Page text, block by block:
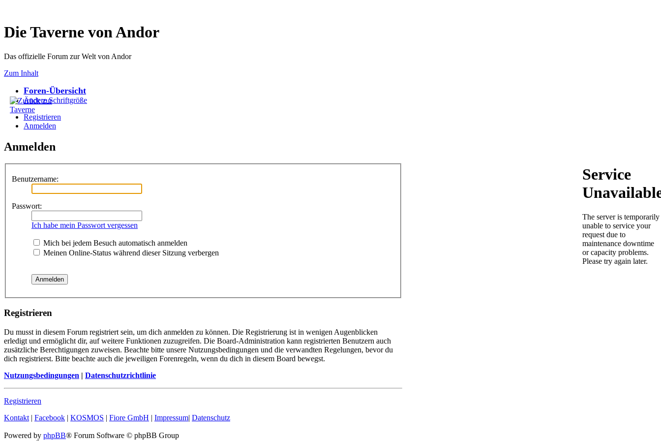
Die Taverne von Andor
Das offizielle Forum zur Welt von Andor
Zum Inhalt
Foren-Übersicht
Ändere Schriftgröße
Registrieren
Anmelden
Anmelden
Benutzername:
Passwort:
Ich habe mein Passwort vergessen
Mich bei jedem Besuch automatisch anmelden
Meinen Online-Status während dieser Sitzung verbergen
Registrieren
Du musst in diesem Forum registriert sein, um dich anmelden zu können. Die Registrierung ist in wenigen Augenblicken
erledigt und ermöglicht dir, auf weitere Funktionen zuzugreifen. Die Board-Administration kann registrierten Benutzern auch
zusätzliche Berechtigungen zuweisen. Beachte bitte unsere Nutzungsbedingungen und die verwandten Regelungen, bevor du
dich registrierst. Bitte beachte auch die jeweiligen Forenregeln, wenn du dich in diesem Board bewegst.
Nutzungsbedingungen | Datenschutzrichtlinie
Registrieren
Kontakt | Facebook | KOSMOS | Fiore GmbH | Impressum| Datenschutz
Powered by phpBB® Forum Software © phpBB Group